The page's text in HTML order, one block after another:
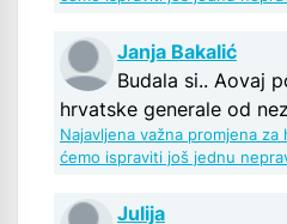
Janja Bakalić
Budala si.. Aovaj
hrvatske generale od
Najavljena važna promjena
ćemo ispraviti još jednu
Julija